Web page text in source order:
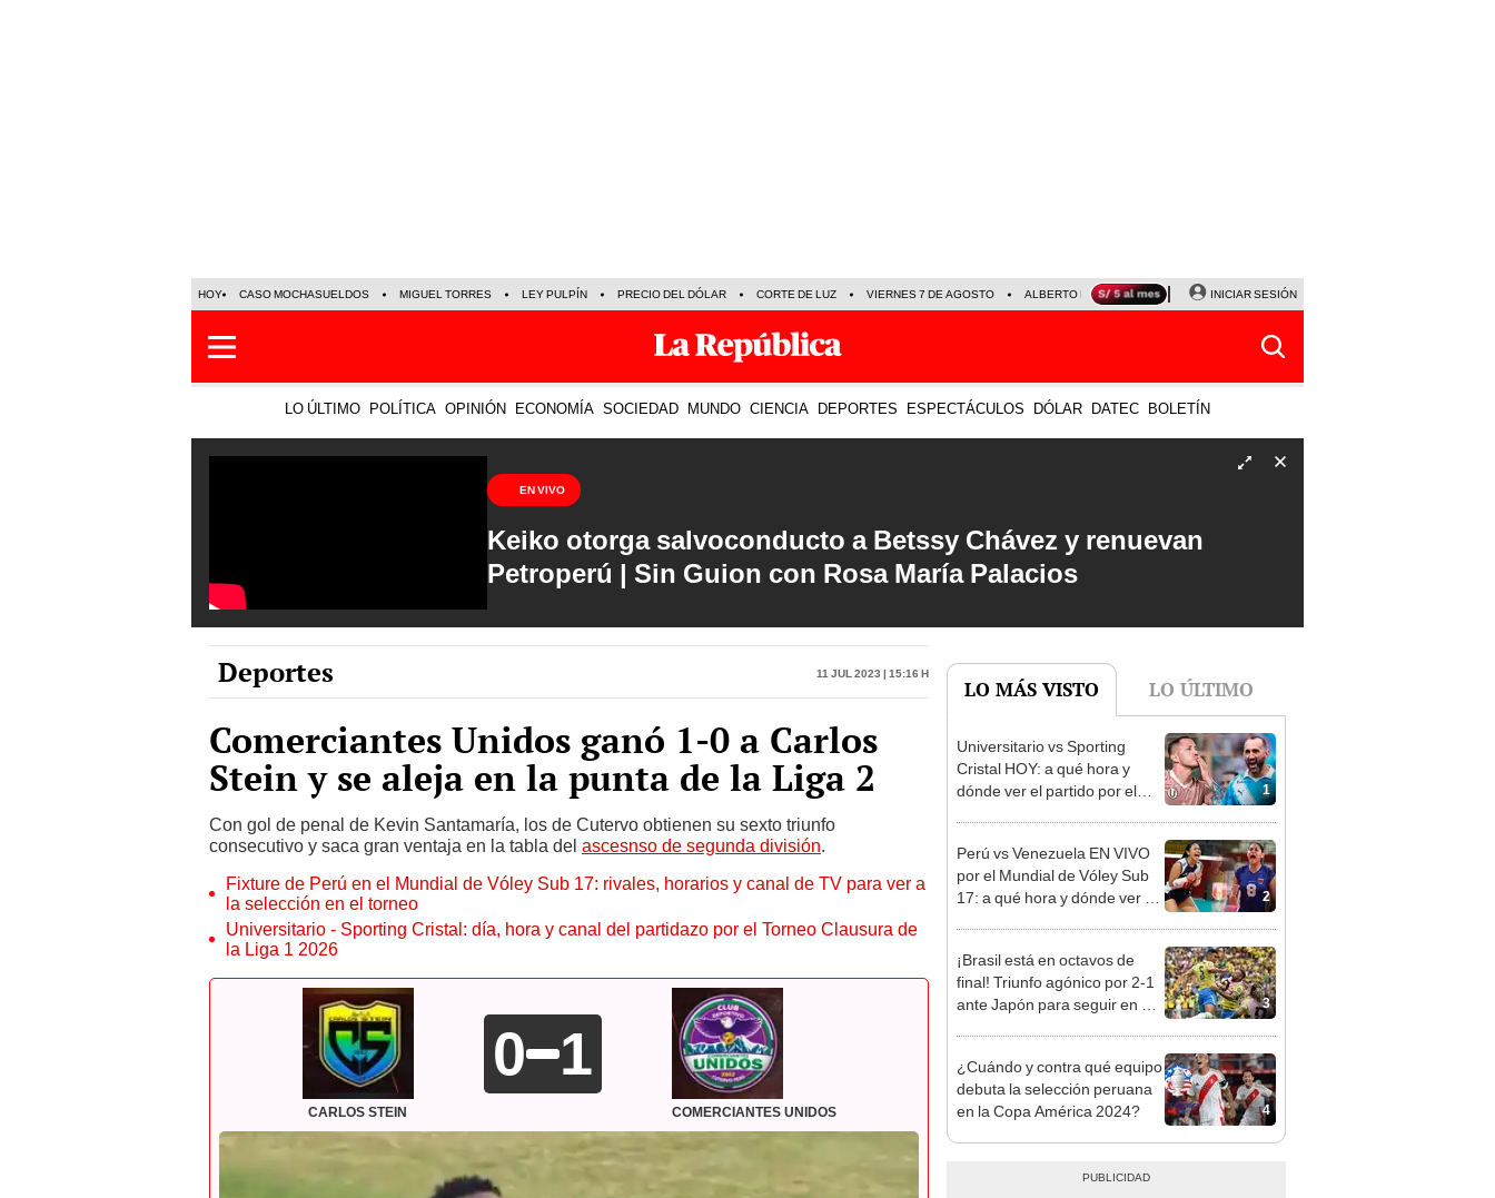
HOY CASO MOCHASUELDOS MIGUEL TORRES LEY PULPÍN PRECIO DEL DÓLAR CORTE DE LUZ VIERNES 7 DE AGOSTO ALBERTO BENAVIDES NALDY SALDAÑA
INICIAR SESIÓN
LO ÚLTIMO POLÍTICA OPINIÓN ECONOMÍA SOCIEDAD MUNDO CIENCIA DEPORTES ESPECTÁCULOS DÓLAR DATEC BOLETÍN
EN VIVO
Keiko otorga salvoconducto a Betssy Chávez y renuevan
Petroperú | Sin Guion con Rosa María Palacios
Deportes 11 Jul 2023 | 15:16 h
Comerciantes Unidos ganó 1-0 a Carlos
Stein y se aleja en la punta de la Liga 2
Con gol de penal de Kevin Santamaría, los de Cutervo obtienen su sexto triunfo
consecutivo y saca gran ventaja en la tabla del ascesnso de segunda división.
Fixture de Perú en el Mundial de Vóley Sub 17: rivales, horarios y canal de TV para ver a
la selección en el torneo
Universitario - Sporting Cristal: día, hora y canal del partidazo por el Torneo Clausura de
la Liga 1 2026
CARLOS STEIN
0 1
COMERCIANTES UNIDOS
LO MÁS VISTO LO ÚLTIMO
1
Universitario vs Sporting
Cristal HOY: a qué hora y
dónde ver el partido por el
2
Perú vs Venezuela EN VIVO
por el Mundial de Vóley Sub
17: a qué hora y dónde ver el
3
¡Brasil está en octavos de
final! Triunfo agónico por 2-1
ante Japón para seguir en el
4
¿Cuándo y contra qué equipo
debuta la selección peruana
en la Copa América 2024?